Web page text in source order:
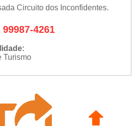
Circuito dos Inconfidentes.
99987-4261
Turismo